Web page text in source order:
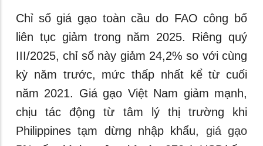
Chỉ số giá gạo toàn cầu do FAO công bố
liên tục giảm trong năm 2025. Riêng quý
III/2025, chỉ số này giảm 24,2% so với cùng
kỳ năm trước, mức thấp nhất kể từ cuối
năm 2021. Giá gạo Việt Nam giảm mạnh,
chịu tác động từ tâm lý thị trường khi
Philippines tạm dừng nhập khẩu, giá gạo